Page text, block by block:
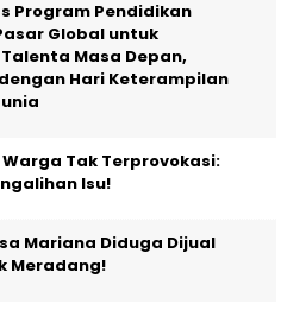
Program Pendidikan
Global untuk
Masa Depan,
Hari Keterampilan
Warga Tak Terprovokasi:
Isu!
Mariana Diduga Dijual
Meradang!